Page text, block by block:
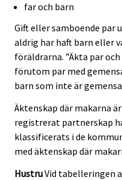
far och barn
Gift eller samboende par
aldrig har haft barn eller
föräldrarna. ”Äkta par
förutom par med
barn som inte är
Äktenskap där makarna
registrerat partnerskap
klassificerats i de
med äktenskap där
HustruVid tabelleringen